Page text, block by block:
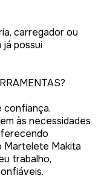
carregador ou
já possui
confiança.
às necessidades
Martelete Makita
trabalho,